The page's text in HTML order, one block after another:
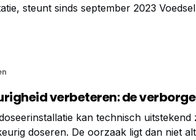
steunt sinds september 2023
de verkoop van haar BASIC
verbeteren: de
kan technisch
doseren. De oorzaak ligt dan niet